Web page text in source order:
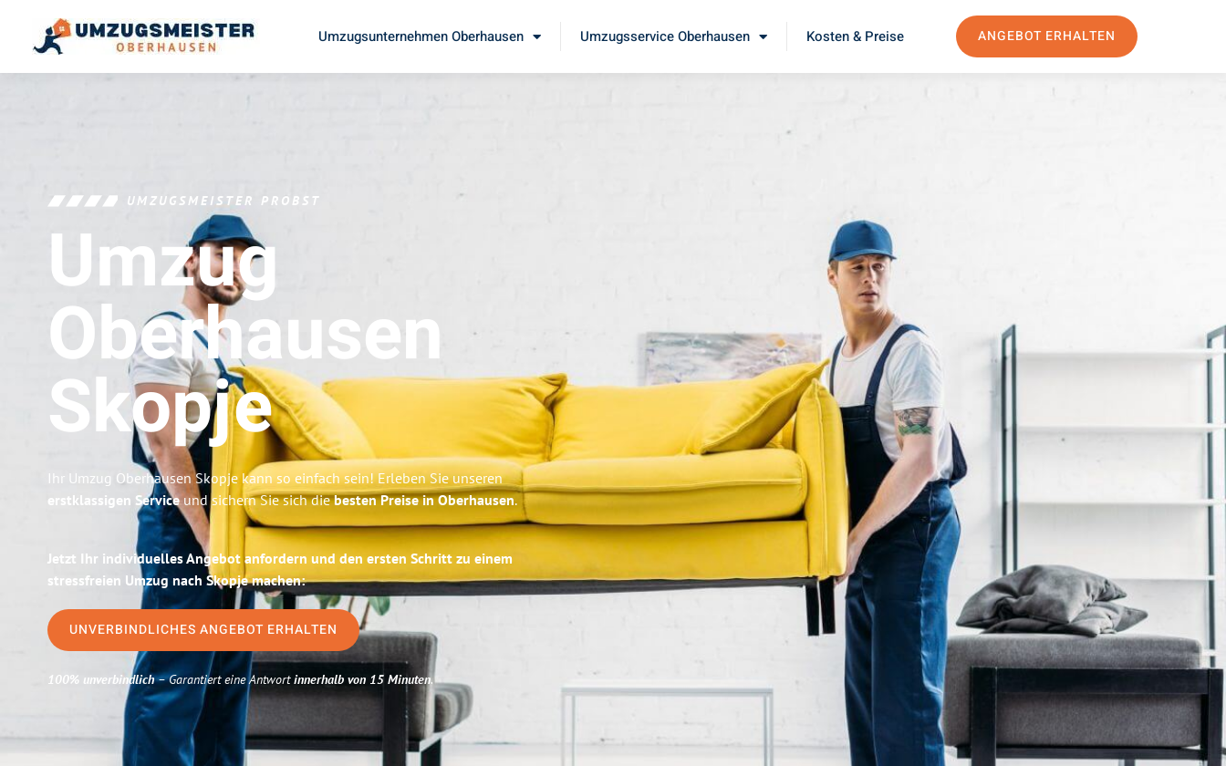
Umzugsunternehmen Oberhausen Umzugsservice Oberhausen Kosten & Preise ANGEBOT ERHALTEN
UMZUGSMEISTER PROBST
Umzug
Oberhausen
Skopje
Ihr Umzug Oberhausen Skopje kann so einfach sein! Erleben Sie unseren
erstklassigen Serviceund sichern Sie sich diebesten Preise in Oberhausen.
Jetzt Ihr individuelles Angebot anfordern und den ersten Schritt zu einem
stressfreien Umzug nach Skopje machen:
UNVERBINDLICHES ANGEBOT ERHALTEN
100% unverbindlich– Garantiert eine Antwortinnerhalb von 15 Minuten.